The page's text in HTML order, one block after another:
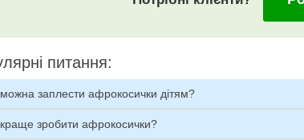
питання:
заплести афрокосички дітям?
зробити афрокосички?